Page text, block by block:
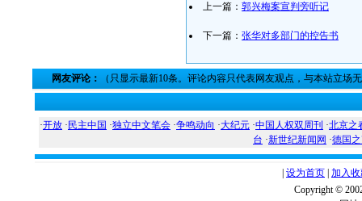
上一篇： 郭兴梅案宣判旁听记
下一篇： 张华对多部门的控告书
网友评论： （只显示最新10条。评论内容只代表网友观点，与本站立场
·开放 · 民主中国 ·独立中文笔会 ·争鸣动向 ·大纪元 ·中国人权双周刊 ·北京之
台 ·新世纪新闻网 ·德国
设为首页 加入
Copyright ©